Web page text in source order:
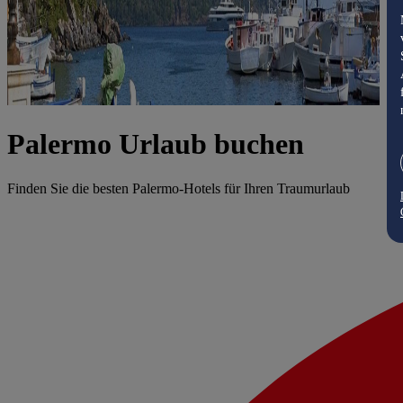
Palermo Urlaub buchen
Finden Sie die besten Palermo-Hotels für Ihren Traumurlaub